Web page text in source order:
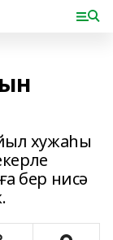
хужаһы
бер нисә